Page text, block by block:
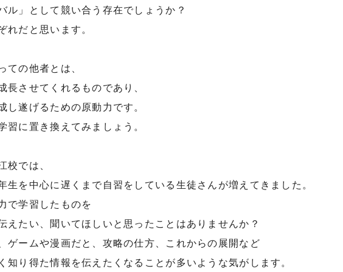
ル」として競い合う存在でしょうか？
れだと思います。
ての他者とは、
長させてくれるものであり、
し遂げるための原動力です。
習に置き換えてみましょう。
校では、
生を中心に遅くまで自習をしている生徒さんが増えてきました。
で学習したものを
えたい、聞いてほしいと思ったことはありませんか？
ゲームや漫画だと、攻略の仕方、これからの展開など
知り得た情報を伝えたくなることが多いような気がします。